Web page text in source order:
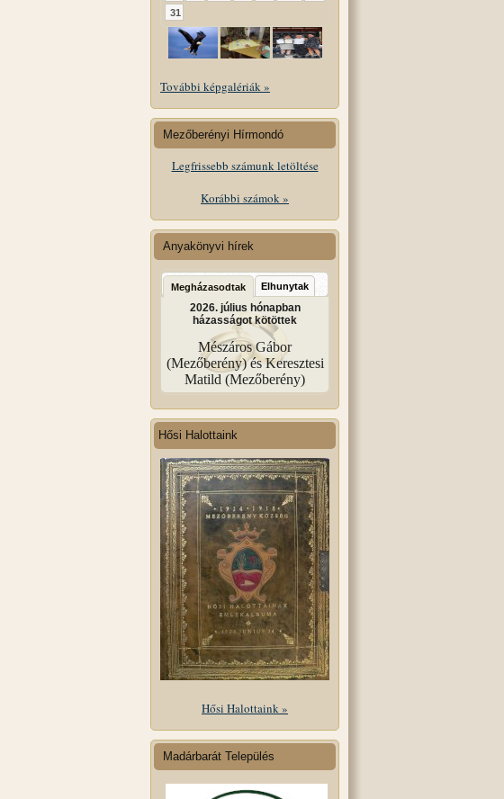
31
További képgalériák »
Mezőberényi Hírmondó
Legfrissebb számunk letöltése
Korábbi számok »
Anyakönyvi hírek
Megházasodtak Elhunytak
2026. július hónapban
házasságot kötöttek
Mészáros Gábor
(Mezőberény) és Keresztesi
Matild (Mezőberény)
Hősi Halottaink
Hősi Halottaink »
Madárbarát Település